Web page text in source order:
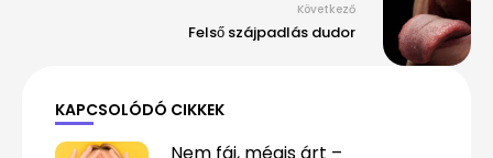
Következő
Felső szájpadlás dudor
KAPCSOLÓDÓ CIKKEK